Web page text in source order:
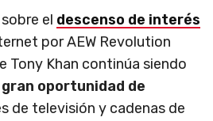
el descenso de interés
por AEW Revolution
Tony Khan continúa siendo
gran oportunidad de
de televisión y cadenas de